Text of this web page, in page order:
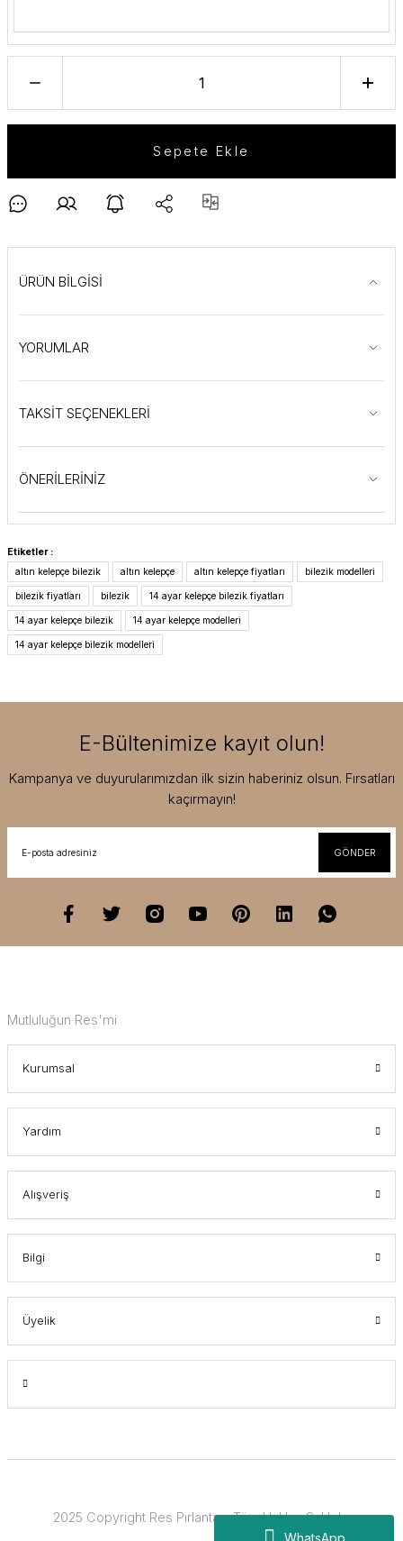
WhatsApp
Sepete Ekle
ÜRÜN BİLGİSİ
YORUMLAR
TAKSİT SEÇENEKLERİ
ÖNERİLERİNİZ
Etiketler :
altın kelepçe bilezik
altın kelepçe altın kelepçe fiyatları bilezik modelleri
bilezik fiyatları bilezik 14 ayar kelepçe bilezik fiyatları
14 ayar kelepçe bilezik 14 ayar kelepçe modelleri
14 ayar kelepçe bilezik modelleri
E-Bültenimize kayıt olun!
Kampanya ve duyurularımızdan ilk sizin haberiniz olsun. Fırsatları
kaçırmayın!
GÖNDER
Mutluluğun Res'mi
Kurumsal
Yardım
Alışveriş
Bilgi
Üyelik
2025 Copyright Res Pırlanta - Tüm Hakları Saklıdır.